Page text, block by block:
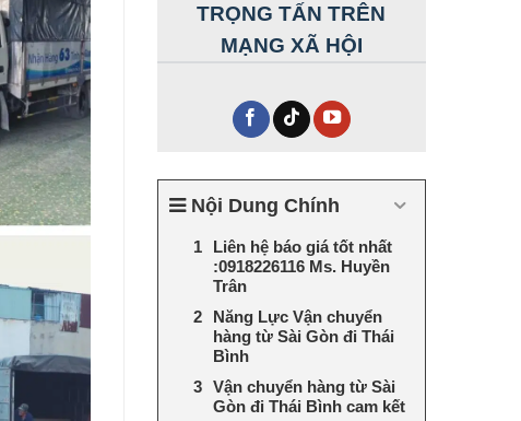
TRỌNG TẤN TRÊN
MẠNG XÃ HỘI
Nội Dung Chính
Liên hệ báo giá tốt nhất
:0918226116 Ms. Huyền
Trân
Năng Lực Vận chuyển
hàng từ Sài Gòn đi Thái
Bình
Vận chuyển hàng từ Sài
Gòn đi Thái Bình cam kết